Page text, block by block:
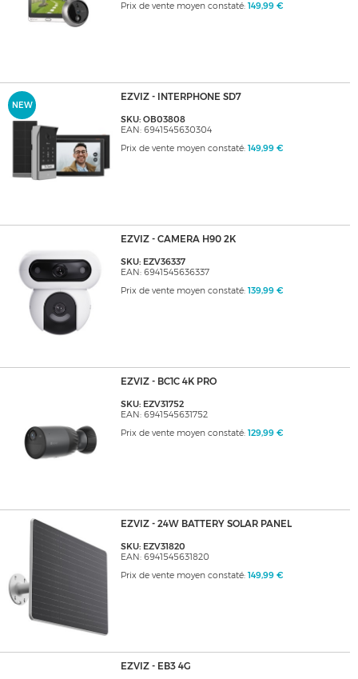
Prix de vente moyen constaté: 149,99 €
NEW
EZVIZ - INTERPHONE SD7
SKU: OB03808
EAN: 6941545630304
Prix de vente moyen constaté: 149,99 €
EZVIZ - CAMERA H90 2K
SKU: EZV36337
EAN: 6941545636337
Prix de vente moyen constaté: 139,99 €
EZVIZ - BC1C 4K PRO
SKU: EZV31752
EAN: 6941545631752
Prix de vente moyen constaté: 129,99 €
EZVIZ - 24W BATTERY SOLAR PANEL
SKU: EZV31820
EAN: 6941545631820
Prix de vente moyen constaté: 149,99 €
EZVIZ - EB3 4G